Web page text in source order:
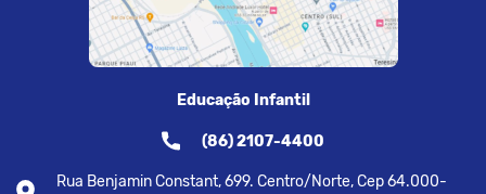
Educação Infantil
(86) 2107-4400
Rua Benjamin Constant, 699. Centro/Norte, Cep 64.000-